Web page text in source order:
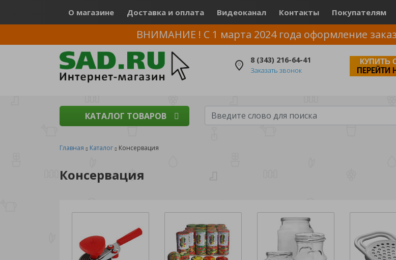
О магазине Доставка и оплата Видеоканал Контакты Покупателям
ВНИМАНИЕ ! С 1 марта 2024 года оформление
8 (343) 216-64-41
Заказать звонок
КУПИТЬ
ПЕРЕЙТИ
КАТАЛОГ ТОВАРОВ
Главная Каталог Консервация
Консервация